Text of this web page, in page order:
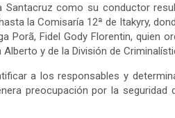
como su conductor
la Comisaría 12ª de Itakyry,
Porã, Fidel Gody Florentin, quien
y de la División de
a los responsables y
preocupación por la seguridad